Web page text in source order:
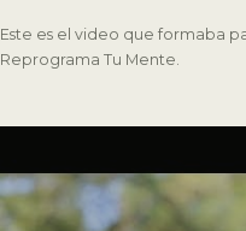
Este es el video que formaba
Reprograma Tu Mente.